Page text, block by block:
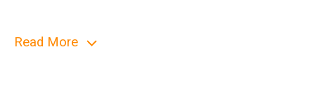
石材、大理石、花岗岩等重物的机械。桥式石材
Read More